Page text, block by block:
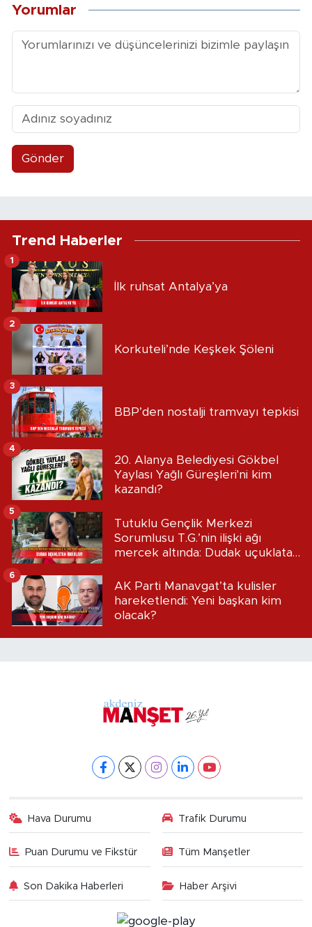
Yorumlar
Gönder
Trend Haberler
İlk ruhsat Antalya’ya
1
Korkuteli’nde Keşkek Şöleni
2
BBP’den nostalji tramvayı tepkisi
3
20. Alanya Belediyesi Gökbel
Yaylası Yağlı Güreşleri'ni kim
kazandı?
4
Tutuklu Gençlik Merkezi
Sorumlusu T.G.’nin ilişki ağı
mercek altında: Dudak uçuklatan
5
AK Parti Manavgat’ta kulisler
hareketlendi: Yeni başkan kim
olacak?
6
Hava Durumu Trafik Durumu
Puan Durumu ve Fikstür Tüm Manşetler
Son Dakika Haberleri Haber Arşivi